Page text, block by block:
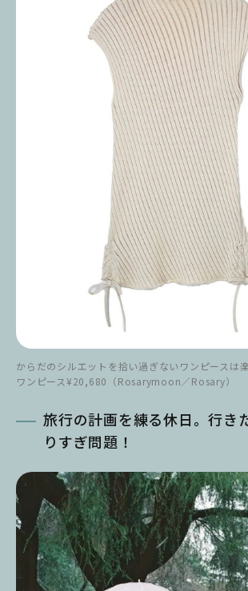
からだのシルエットを拾い過ぎないワンピースは
ワンピース¥20,680（Rosarymoon／Rosary）
旅行の計画を練る休日。行き
りすぎ問題！